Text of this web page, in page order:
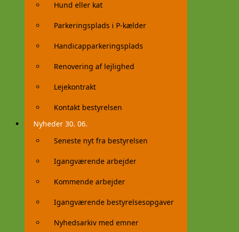
Hund eller kat
Parkeringsplads i P-kælder
Handicapparkeringsplads
Renovering af lejlighed
Lejekontrakt
Kontakt bestyrelsen
Nyheder 30. 06.
Seneste nyt fra bestyrelsen
Igangværende arbejder
Kommende arbejder
Igangværende bestyrelsesopgaver
Nyhedsarkiv med emner